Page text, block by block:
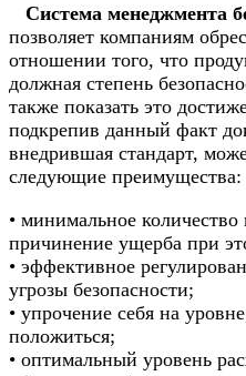
Система менеджмента
позволяет компаниям
отношении того, что
должная степень
также показать это
подкрепив данный факт
внедрившая стандарт,
следующие преимущества:
• минимальное
причинение ущерба при
• эффективное
угрозы безопасности;
• упрочение себя на
положиться;
• оптимальный уровень